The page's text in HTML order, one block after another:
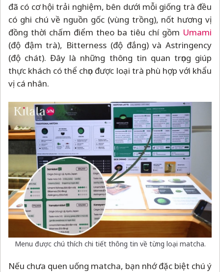
đã có cơ hội trải nghiệm, bên dưới mỗi giống trà đều
có ghi chú về nguồn gốc (vùng trồng), nốt hương vị
đồng thời chấm điểm theo ba tiêu chí gồm Umami
(độ đậm trà), Bitterness (độ đắng) và Astringency
(độ chát). Đây là những thông tin quan trọng giúp
thực khách có thể chọn được loại trà phù hợp với khẩu
vị cá nhân.
Menu được chú thích chi tiết thông tin về từng loại matcha.
Nếu chưa quen uống matcha, bạn nhớ đặc biệt chú ý